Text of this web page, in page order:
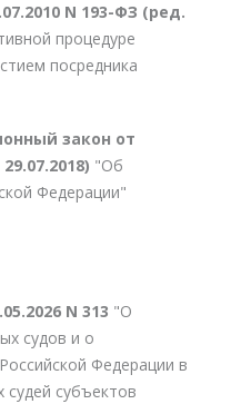
N 193-ФЗ (ред.
процедуре
посредника
закон от
"Об
Федерации"
N 313 "О
судов и о
Федерации в
судей субъектов